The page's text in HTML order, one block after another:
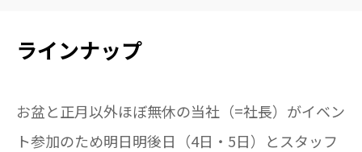
ラインナップ
お盆と正月以外ほぼ無休の当社（=社長）がイベン
ト参加のため明日明後日（4日・5日）とスタッフ